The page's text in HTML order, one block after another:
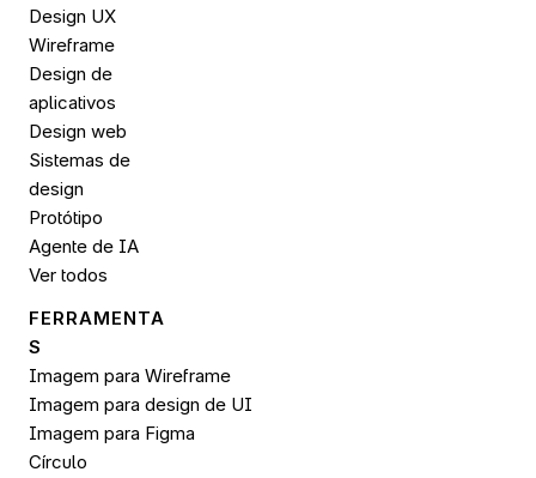
Design UX
Wireframe
Design de
aplicativos
Design web
Sistemas de
design
Protótipo
Agente de IA
Ver todos
FERRAMENTA
S
Imagem para Wireframe
Imagem para design de UI
Imagem para Figma
Círculo